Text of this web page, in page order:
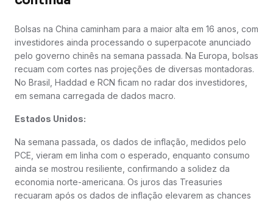
Bolsas na China caminham para a maior alta em 16 anos, com
investidores ainda processando o superpacote anunciado
pelo governo chinês na semana passada. Na Europa, bolsas
recuam com cortes nas projeções de diversas montadoras.
No Brasil, Haddad e RCN ficam no radar dos investidores,
em semana carregada de dados macro.
Estados Unidos:
Na semana passada, os dados de inflação, medidos pelo
PCE, vieram em linha com o esperado, enquanto consumo
ainda se mostrou resiliente, confirmando a solidez da
economia norte-americana. Os juros das Treasuries
recuaram após os dados de inflação elevarem as chances